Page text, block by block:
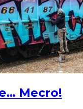
Mecro!